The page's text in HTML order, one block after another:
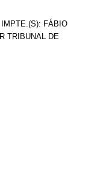
FÁBIO
TRIBUNAL DE